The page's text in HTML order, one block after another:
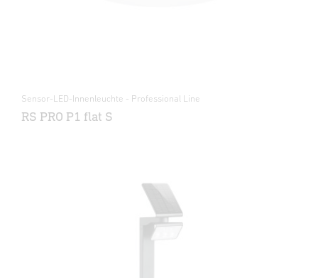
Sensor-LED-Innenleuchte - Professional Line
RS PRO P1 flat S